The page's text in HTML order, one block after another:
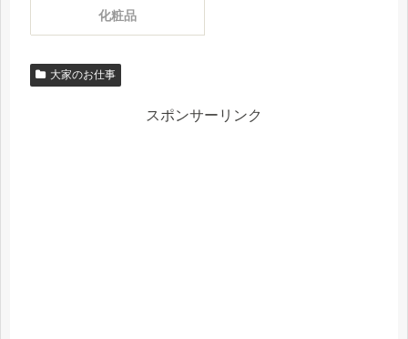
化粧品
大家のお仕事
スポンサーリンク